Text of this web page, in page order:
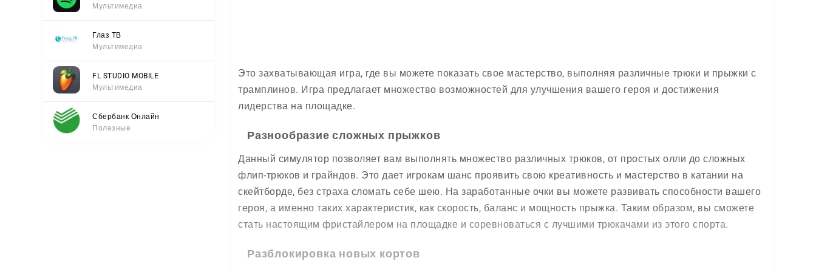
Мультимедиа
Глаз ТВ
Мультимедиа
FL STUDIO MOBILE
Мультимедиа
Сбербанк Онлайн
Полезные
Это захватывающая игра, где вы можете показать свое мастерство, выполняя различные трюки и прыжки с
трамплинов. Игра предлагает множество возможностей для улучшения вашего героя и достижения
лидерства на площадке.
Разнообразие сложных прыжков
Данный симулятор позволяет вам выполнять множество различных трюков, от простых олли до сложных
флип-трюков и грайндов. Это дает игрокам шанс проявить свою креативность и мастерство в катании на
скейтборде, без страха сломать себе шею. На заработанные очки вы можете развивать способности вашего
героя, а именно таких характеристик, как скорость, баланс и мощность прыжка. Таким образом, вы сможете
стать настоящим фристайлером на площадке и соревноваться с лучшими трюкачами из этого спорта.
Разблокировка новых кортов